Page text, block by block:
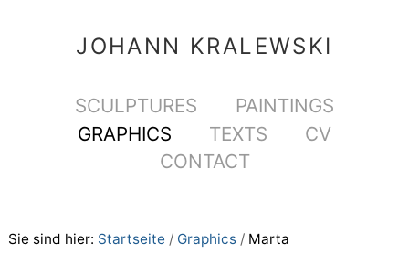
WerkzeugeJOHANN KRALEWSKI
SektionenSCULPTURES
PAINTINGS
GRAPHICS
TEXTS
CV
CONTACT
Sie sind hier: Startseite / Graphics / Marta